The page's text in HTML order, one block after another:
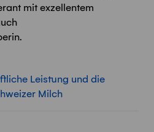
mit exzellentem
in.
Leistung und die
Milch